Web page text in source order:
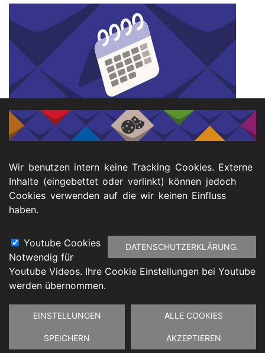
Einladungsanschreiben iXNet-Inforveranstaltung
11.07.2024
Footer Barrierefreiheitserklärung
Wir benutzen intern keine Tracking Cookies. Externe
Inhalte (eingebettet oder verlinkt) können jedoch
Cookies verwenden auf die wir keinen Einfluss
haben.
DATENSCHUTZERKLÄRUNG.
Youtube Cookies
Notwendig für
Youtube Videos. Ihre Cookie Einstellungen bei Youtube
werden übernommen.
EINSTELLUNGEN
SPEICHERN
ALLE COOKIES
AKZEPTIEREN
Zustimmung
zurückziehen